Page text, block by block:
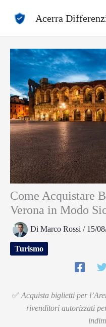
Acerra
Come Acquistare
Verona in Modo
Di Marco Rossi / 15/
Turismo
✅ Acquista biglietti per
rivenditori autorizzati